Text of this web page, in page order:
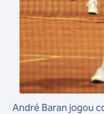
André Baran jogou